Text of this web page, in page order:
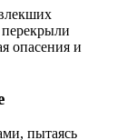
опасения и
пытаясь